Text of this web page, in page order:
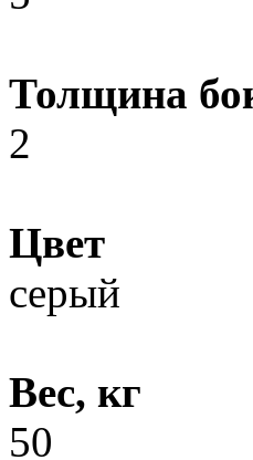
Толщина
2
Цвет
серый
Вес, кг
50